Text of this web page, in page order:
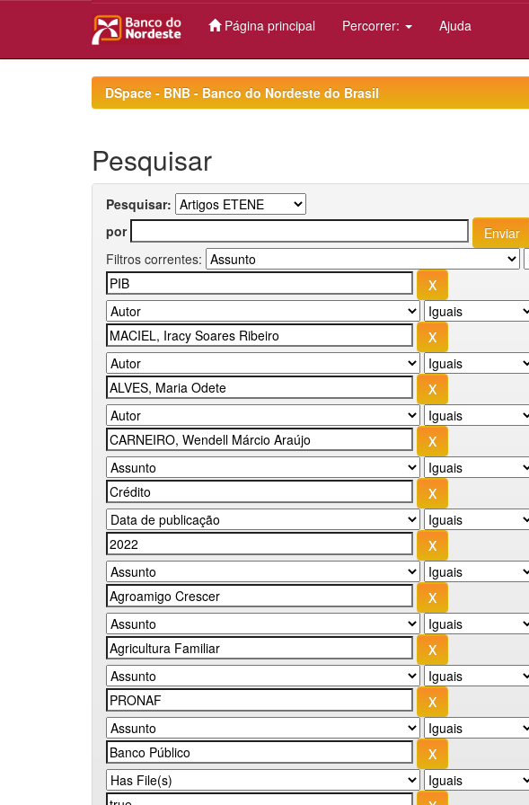
Página principal Percorrer: Ajuda
DSpace - BNB - Banco do Nordeste do Brasil
Pesquisar
Pesquisar:
por
Filtros correntes: